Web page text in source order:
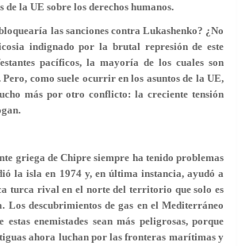
de la UE sobre los derechos humanos.
las sanciones contra Lukashenko? ¿No
indignado por la brutal represión de este
pacíficos, la mayoría de los cuales son
Pero, como suele ocurrir en los asuntos de la UE,
más por otro conflicto: la creciente tensión
griega de Chipre siempre ha tenido problemas
la isla en 1974 y, en última instancia, ayudó a
turca rival en el norte del territorio que solo es
Los descubrimientos de gas en el Mediterráneo
enemistades sean más peligrosas, porque
ahora luchan por las fronteras marítimas y